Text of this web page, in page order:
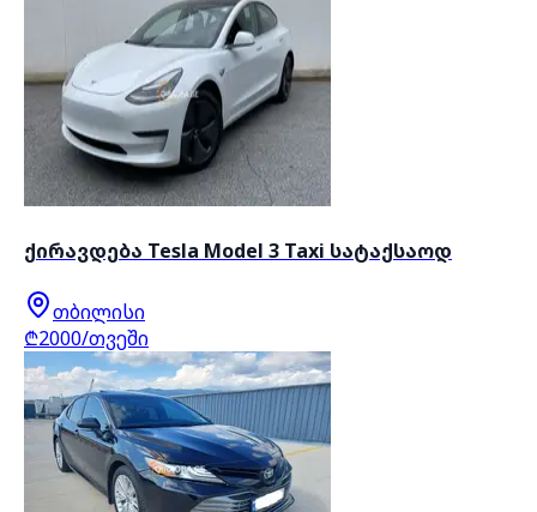
ქირავდება Tesla Model 3 Taxi სატაქსაოდ
თბილისი
₾2000/თვეში